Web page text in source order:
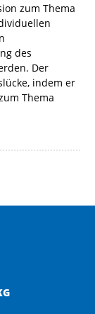
zum Thema
des
Der
indem er
Thema